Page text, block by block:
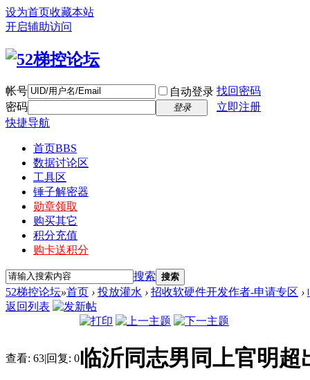
设为首页收藏本站
开启辅助访问
帐号 自动登录 找回密码
密码
登录
立即注册
快捷导航
首页BBS
数据讨论区
工具区
锤子解密器
勋章领取
购买其它
积分充值
购卡送积分
搜索 搜索
52梯控论坛»首页 › 投放灌水 › 招收软硬件开发作者-申请专区 ›
返回列表
查看: 63|回复: 0临沂同志男同上官明